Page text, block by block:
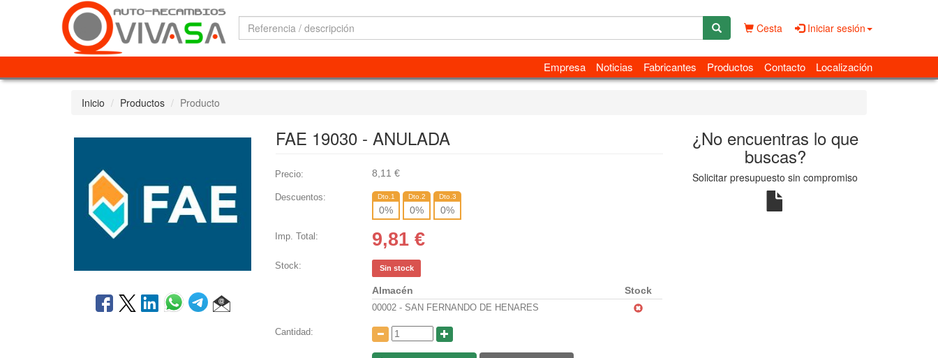
Cesta Iniciar sesión
Empresa Noticias Fabricantes Productos Contacto Localización
Inicio Productos Producto
FAE 19030 - ANULADA
Precio: 8,11 €
Descuentos: Dto.1
0%
Dto.2
0%
Dto.3
0%
Imp. Total: 9,81 €
Stock: Sin stock
Almacén Stock
00002 - SAN FERNANDO DE HENARES
Cantidad:
¿No encuentras lo que
buscas?
Solicitar presupuesto sin compromiso